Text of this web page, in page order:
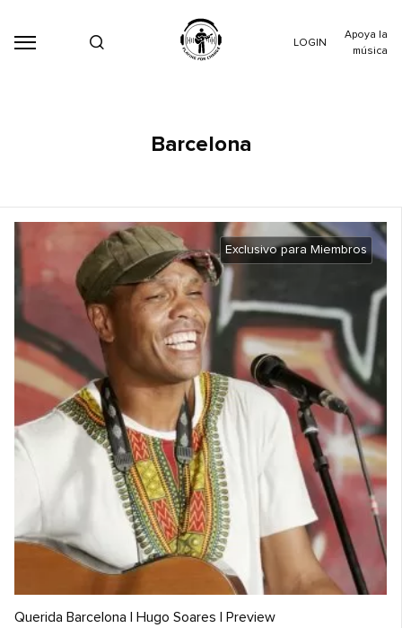
LOGIN
Apoya la
música
Barcelona
Exclusivo para Miembros
Querida Barcelona | Hugo Soares | Preview